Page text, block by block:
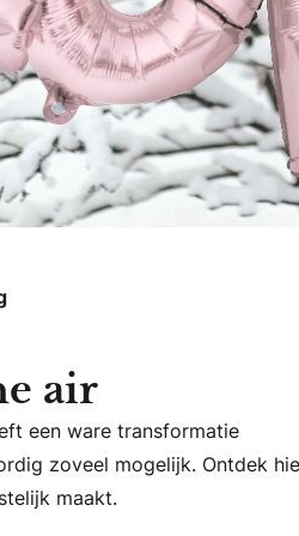
air
een ware transformatie
een ware transformatie
zoveel mogelijk. Ontdek
maakt.